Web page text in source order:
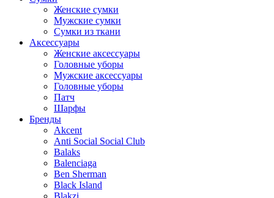
Женские сумки
Мужские сумки
Сумки из ткани
Аксессуары
Женские аксессуары
Головные уборы
Мужские аксессуары
Головные уборы
Патч
Шарфы
Бренды
Akcent
Anti Social Social Club
Balaks
Balenciaga
Ben Sherman
Black Island
Blakzi